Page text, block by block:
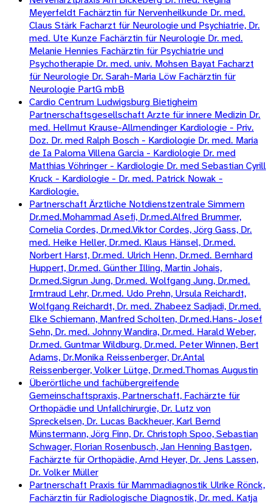
Meyerfeldt Fachärztin für Nervenheilkunde Dr. med.
Claus Stärk Facharzt für Neurologie und Psychiatrie, Dr.
med. Ute Kunze Fachärztin für Neurologie Dr. med.
Melanie Hennies Fachärztin für Psychiatrie und
Psychotherapie Dr. med. univ. Mohsen Bayat Facharzt
für Neurologie Dr. Sarah-Maria Löw Fachärztin für
Neurologie PartG mbB
Cardio Centrum Ludwigsburg Bietigheim
Partnerschaftsgesellschaft Arzte für innere Medizin Dr.
med. Hellmut Krause-Allmendinger Kardiologie - Priv.
Doz. Dr. med Ralph Bosch - Kardiologie Dr. med. Maria
de Ia Paloma Villena Garcia - Kardiologie Dr. med
Matthias Vöhringer - Kardiologie Dr. med Sebastian Cyrill
Kruck - Kardiologie - Dr. med. Patrick Nowak -
Kardiologie.
Partnerschaft Ärztliche Notdienstzentrale Simmern
Dr.med.Mohammad Asefi, Dr.med.Alfred Brummer,
Cornelia Cordes, Dr.med.Viktor Cordes, Jörg Gass, Dr.
med. Heike Heller, Dr.med. Klaus Hänsel, Dr.med.
Norbert Harst, Dr.med. Ulrich Henn, Dr.med. Bernhard
Huppert, Dr.med. Günther Illing, Martin Johais,
Dr.med.Sigrun Jung, Dr.med. Wolfgang Jung, Dr.med.
Irmtraud Lehr, Dr.med. Udo Prehn, Ursula Reichardt,
Wolfgang Reichardt, Dr. med. Zhabeez Sadjadi, Dr.med.
Elke Schiemann, Manfred Scholten, Dr.med.Hans-Josef
Sehn, Dr. med. Johnny Wandira, Dr.med. Harald Weber,
Dr.med. Guntmar Wildburg, Dr.med. Peter Winnen, Bert
Adams, Dr.Monika Reissenberger, Dr.Antal
Reissenberger, Volker Lütge, Dr.med.Thomas Augustin
Überörtliche und fachübergreifende
Gemeinschaftspraxis, Partnerschaft, Fachärzte für
Orthopädie und Unfallchirurgie, Dr. Lutz von
Spreckelsen, Dr. Lucas Backheuer, Karl Bernd
Münstermann, Jörg Finn, Dr. Christoph Spoo, Sebastian
Schwager, Florian Rosenbusch, Jan Henning Bastgen,
Fachärzte für Orthopädie, Arnd Heyer, Dr. Jens Lassen,
Dr. Volker Müller
Partnerschaft Praxis für Mammadiagnostik Ulrike Rönck,
Fachärztin für Radiologische Diagnostik, Dr. med. Katja